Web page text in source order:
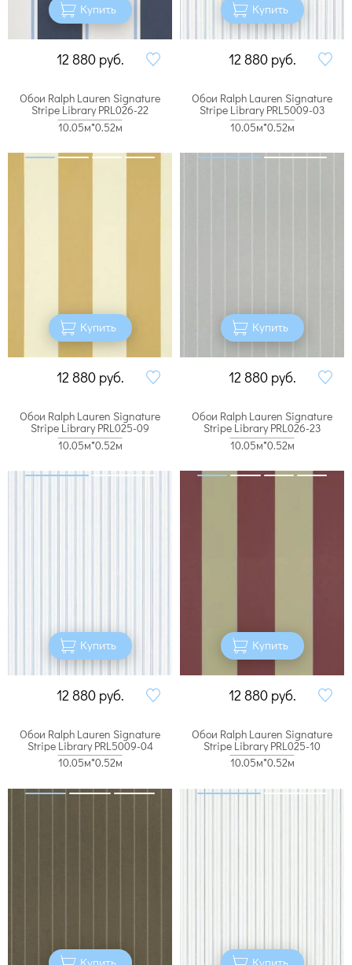
Купить
12 880 руб.
Купить
12 880 руб.
Обои Ralph Lauren Signature
Stripe Library PRL026-22
10.05м*0.52м
Купить
12 880 руб.
Обои Ralph Lauren Signature
Stripe Library PRL5009-03
10.05м*0.52м
Купить
12 880 руб.
Обои Ralph Lauren Signature
Stripe Library PRL025-09
10.05м*0.52м
Купить
12 880 руб.
Обои Ralph Lauren Signature
Stripe Library PRL026-23
10.05м*0.52м
Купить
12 880 руб.
Обои Ralph Lauren Signature
Stripe Library PRL5009-04
10.05м*0.52м
Обои Ralph Lauren Signature
Stripe Library PRL025-10
10.05м*0.52м